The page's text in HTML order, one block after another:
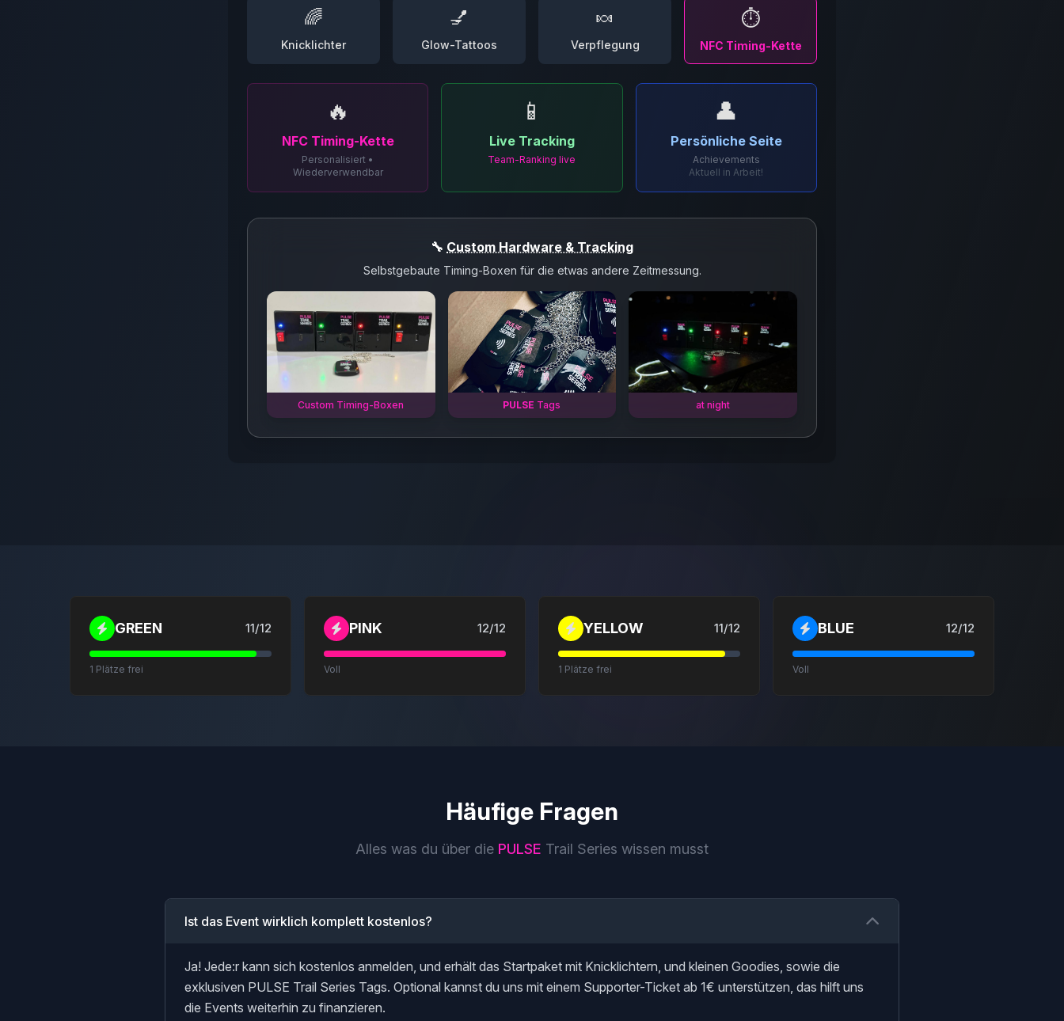
🌈
Knicklichter
💅
Glow-Tattoos
🍬
Verpflegung
⏱️
NFC Timing-Kette
🔥
NFC Timing-Kette
Personalisiert •
Wiederverwendbar
📱
Live Tracking
Team-Ranking live
👤
Persönliche Seite
Achievements
Aktuell in Arbeit!
🔧 Custom Hardware & Tracking
Selbstgebaute Timing-Boxen für die etwas andere Zeitmessung.
Custom Timing-Boxen PULSE Tags at night
GREEN 11/12
1 Plätze frei
PINK 12/12
Voll
YELLOW 11/12
1 Plätze frei
BLUE 12/12
Voll
Häufige Fragen
Alles was du über die PULSE Trail Series wissen musst
Ist das Event wirklich komplett kostenlos?
Ja! Jede:r kann sich kostenlos anmelden, und erhält das Startpaket mit Knicklichtern, und kleinen Goodies, sowie die
exklusiven PULSE Trail Series Tags. Optional kannst du uns mit einem Supporter-Ticket ab 1€ unterstützen, das hilft uns
die Events weiterhin zu finanzieren.